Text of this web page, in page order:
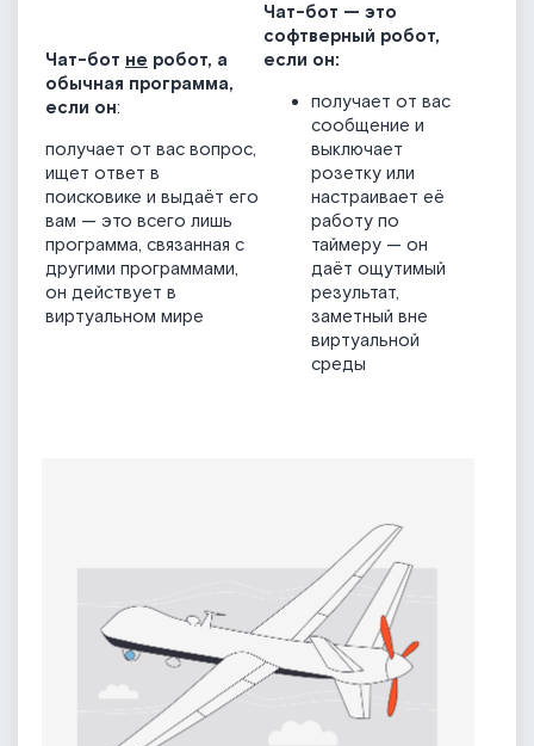
Чат-бот не робот, а
обычная программа,
если он:
получает от вас вопрос,
ищет ответ в
поисковике и выдаёт его
вам — это всего лишь
программа, связанная с
другими программами,
он действует в
виртуальном мире
Чат-бот — это
софтверный робот,
если он:
получает от вас
сообщение и
выключает
розетку или
настраивает её
работу по
таймеру — он
даёт ощутимый
результат,
заметный вне
виртуальной
среды